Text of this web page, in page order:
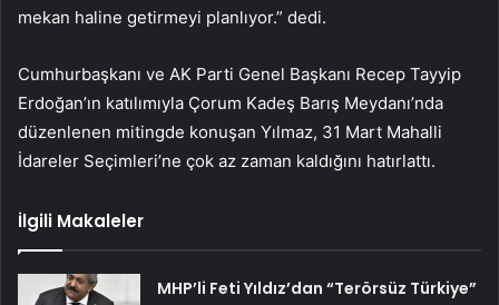
mekan haline getirmeyi planlıyor.” dedi.
Cumhurbaşkanı ve AK Parti Genel Başkanı Recep Tayyip
Erdoğan’ın katılımıyla Çorum Kadeş Barış Meydanı’nda
düzenlenen mitingde konuşan Yılmaz, 31 Mart Mahalli
İdareler Seçimleri’ne çok az zaman kaldığını hatırlattı.
İlgili Makaleler
MHP’li Feti Yıldız’dan “Terörsüz Türkiye”